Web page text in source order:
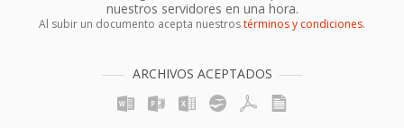
nuestros servidores en una hora.
Al subir un documento acepta nuestrostérminos y condiciones.
ARCHIVOS ACEPTADOS